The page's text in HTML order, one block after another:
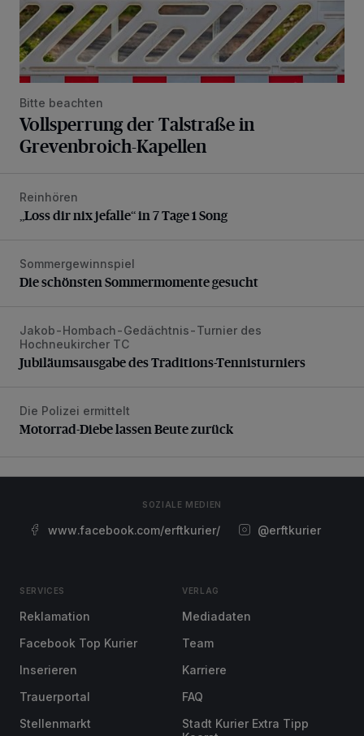
Bitte beachten
Vollsperrung der Talstraße in
Grevenbroich-Kapellen
„Loss dir nix jefalle“ in 7 Tage 1 Song
Reinhören
„Loss dir nix jefalle“ in 7 Tage 1 Song
Die schönsten Sommermomente gesucht
Sommergewinnspiel
Die schönsten Sommermomente gesucht
Jubiläumsausgabe des Traditions-Tennisturniers
Jakob-Hombach-Gedächtnis-Turnier des
Hochneukircher TC
Jubiläumsausgabe des Traditions-Tennisturniers
Motorrad-Diebe lassen Beute zurück
Die Polizei ermittelt
Motorrad-Diebe lassen Beute zurück
SOZIALE MEDIEN
www.facebook.com/erftkurier/ @erftkurier
SERVICES
Reklamation
Facebook Top Kurier
Inserieren
Trauerportal
Stellenmarkt
VERLAG
Mediadaten
Team
Karriere
FAQ
Stadt Kurier Extra Tipp